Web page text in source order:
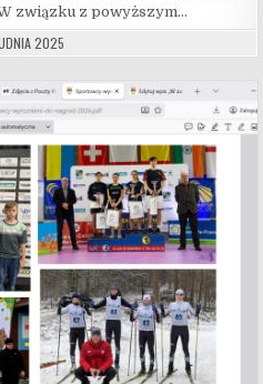
związku z powyższym…
2025